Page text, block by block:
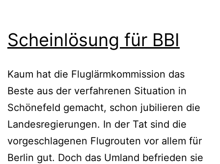
Scheinlösung für BBI
Kaum hat die Fluglärmkommission das
Beste aus der verfahrenen Situation in
Schönefeld gemacht, schon jubilieren die
Landesregierungen. In der Tat sind die
vorgeschlagenen Flugrouten vor allem für
Berlin gut. Doch das Umland befrieden sie